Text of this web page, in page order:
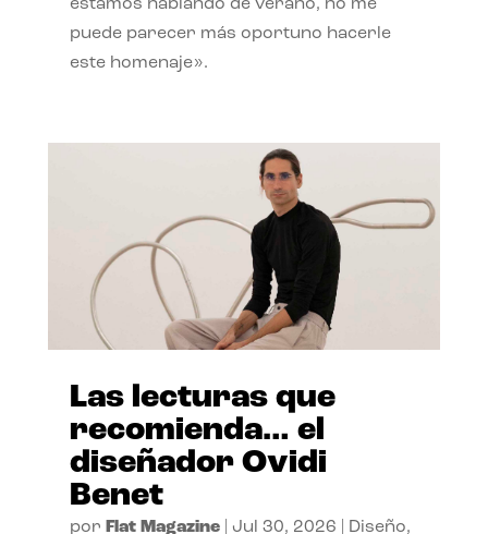
estamos hablando de verano, no me
puede parecer más oportuno hacerle
este homenaje».
Las lecturas que
recomienda… el
diseñador Ovidi
Benet
por Flat Magazine| Jul 30, 2026 Diseño,